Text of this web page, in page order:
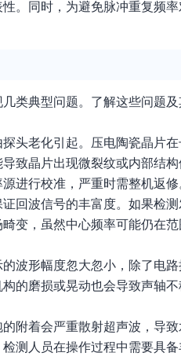
。同时，为避免脉冲重复频
类典型问题。了解这些问题
头老化引起。压电陶瓷晶片
致晶片出现微裂纹或内部结
进行校准，严重时需整机返修
回波信号的丰富度。如果检
变，虽然中心频率可能仍在
波形幅度忽大忽小，除了电
的磨损或晃动也会导致声轴
附着会严重散射超声波，导
测人员在操作过程中需要具